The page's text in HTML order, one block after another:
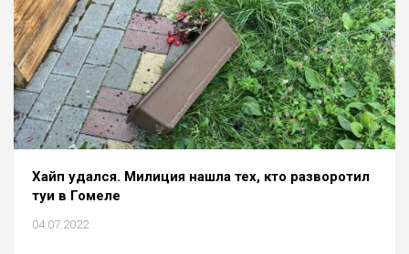
Хайп удался. Милиция нашла тех, кто разворотил
туи в Гомеле
04.07.2022